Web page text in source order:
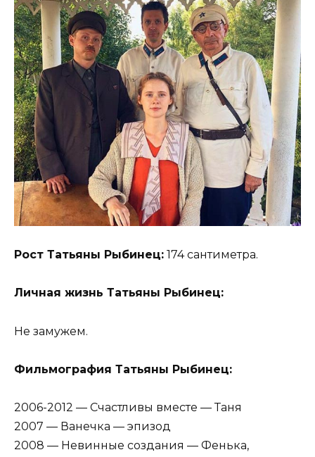
Рост Татьяны Рыбинец: 174 сантиметра.
Личная жизнь Татьяны Рыбинец:
Не замужем.
Фильмография Татьяны Рыбинец:
2006-2012 — Счастливы вместе — Таня
2007 — Ванечка — эпизод
2008 — Невинные создания — Фенька,